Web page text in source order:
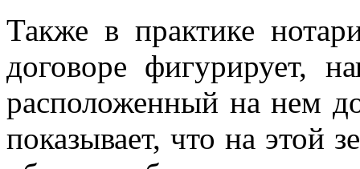
Также в практике
договоре фигурирует,
расположенный на нем
показывает, что на этой